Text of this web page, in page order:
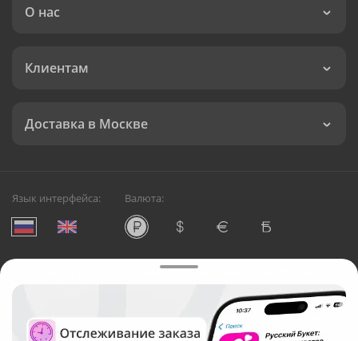
О нас
Клиентам
Доставка в Москве
Язык интерфейса: Валюта:
Служба круглосуточной доставки цветов в Москве
Русский Букет, 2026
Общество с ограниченной ответственностью «Технология»
ОГРН: 1195476081745, ИНН: 5410081997